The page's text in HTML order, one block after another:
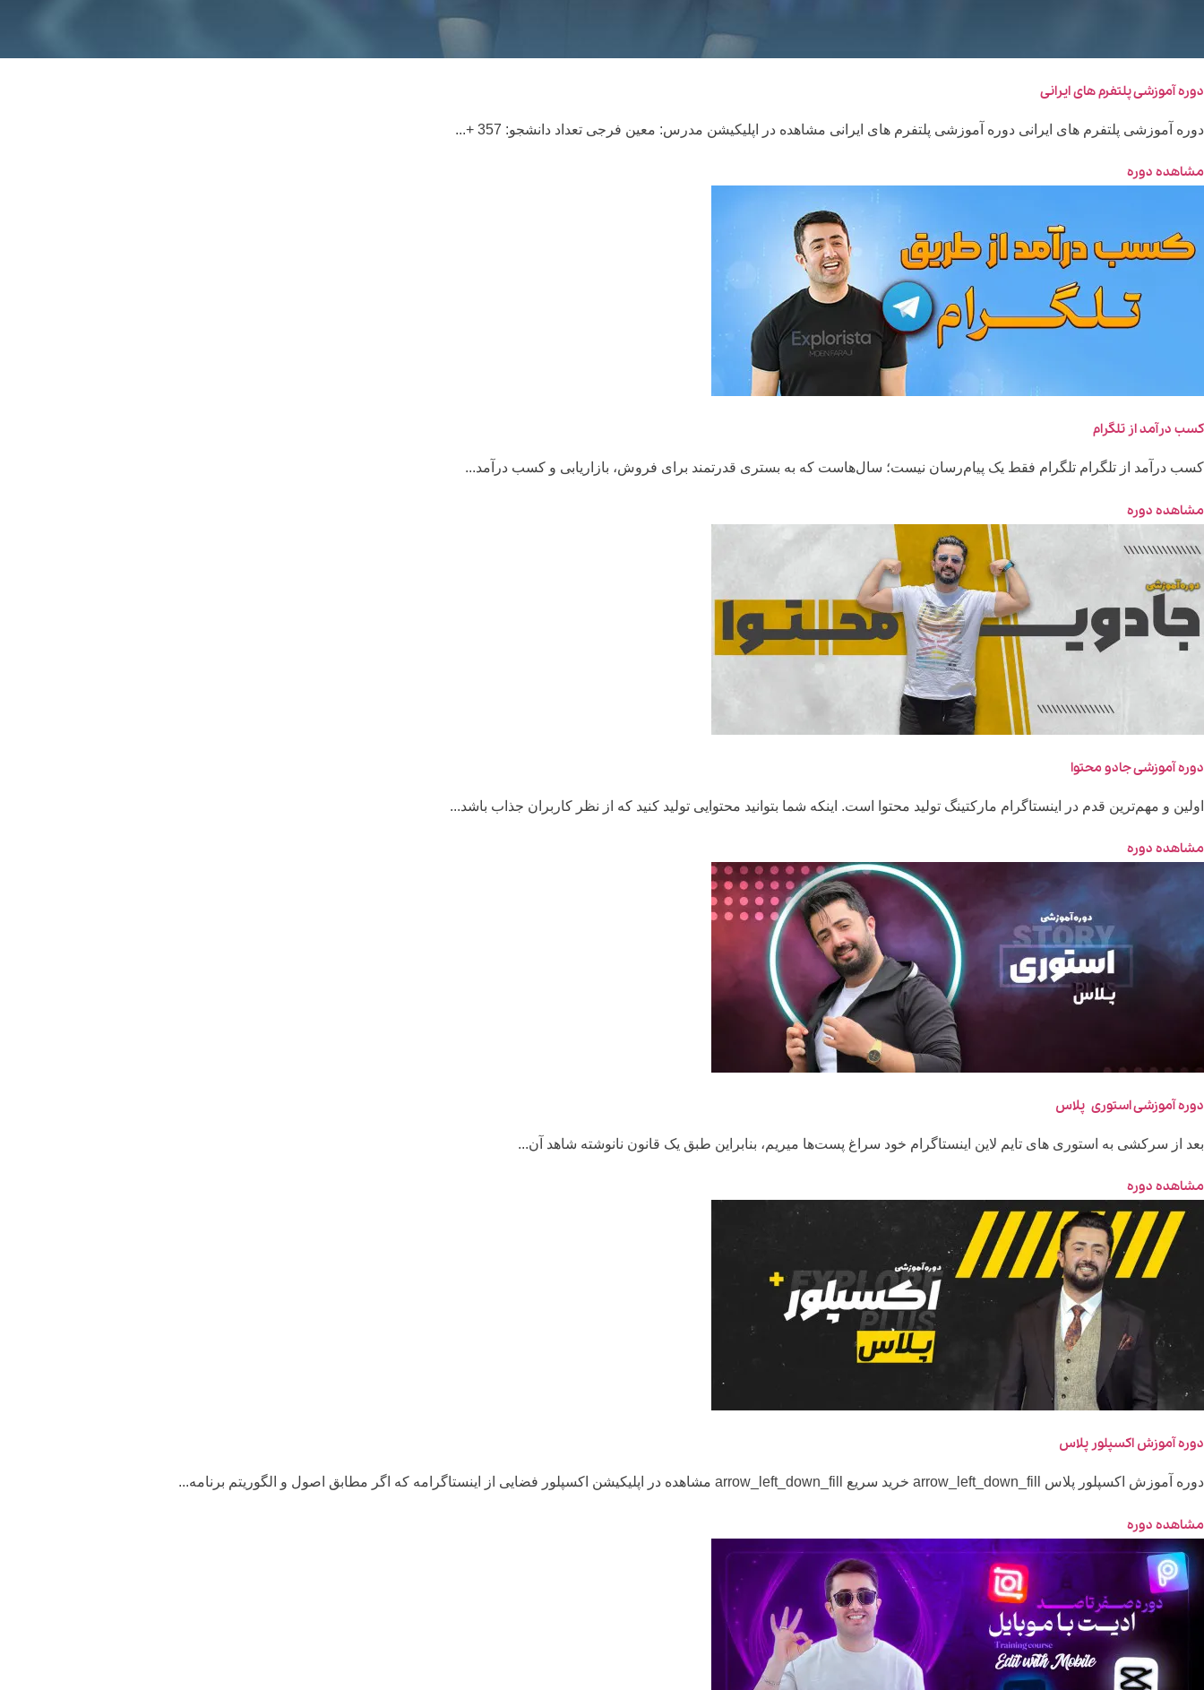
دوره آموزشی پلتفرم های ایرانی
دوره آموزشی پلتفرم های ایرانی دوره آموزشی پلتفرم های ایرانی مشاهده در اپلیکیشن مدرس: معین فرجی تعداد دانشجو: 357 +...
مشاهده دوره
کسب درآمد از تلگرام
کسب درآمد از تلگرام تلگرام فقط یک پیام‌رسان نیست؛ سال‌هاست که به بستری قدرتمند برای فروش، بازاریابی و کسب درآمد...
مشاهده دوره
دوره آموزشی جادو محتوا
اولین و مهم‌ترین قدم در اینستاگرام مارکتینگ تولید محتوا است. اینکه شما بتوانید محتوایی تولید کنید که از نظر کاربران جذاب باشد...
مشاهده دوره
دوره آموزشی استوری پلاس
بعد از سرکشی به استوری های تایم لاین اینستاگرام خود سراغ پست‌ها میریم، بنابراین طبق یک قانون نانوشته شاهد آن...
مشاهده دوره
دوره آموزش اکسپلور پلاس
دوره آموزش اکسپلور پلاس arrow_left_down_fill خرید سریع arrow_left_down_fill مشاهده در اپلیکیشن اکسپلور فضایی از اینستاگرامه که اگر مطابق اصول و الگوریتم برنامه...
مشاهده دوره